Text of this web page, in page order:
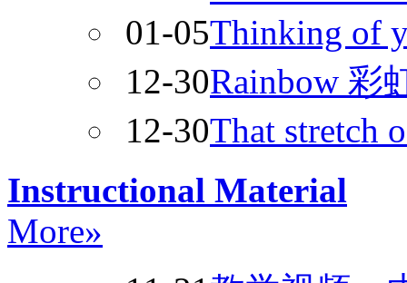
01-05Thinking of
12-30Rainbow 彩
12-30That stretch
Instructional Material
More»